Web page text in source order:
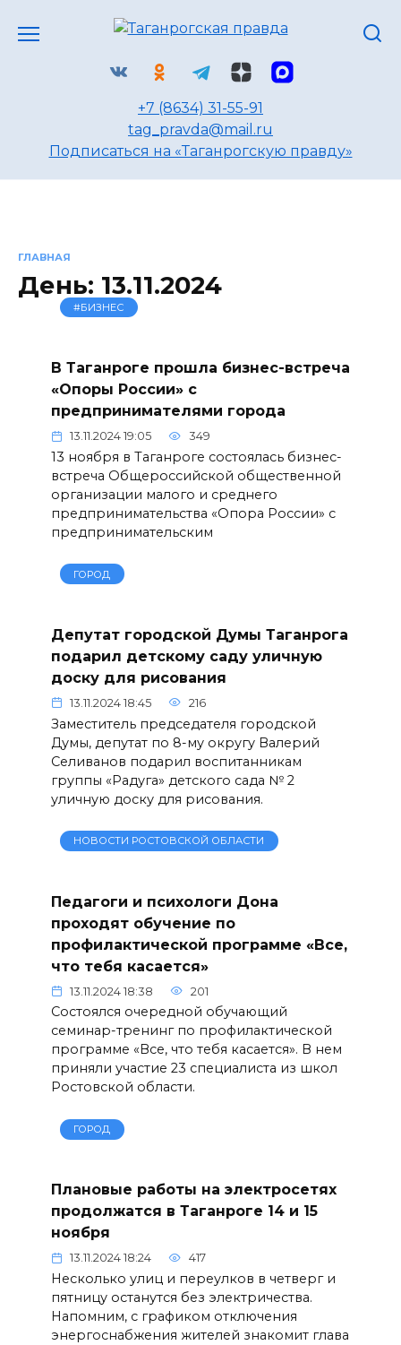
+7 (8634) 31-55-91
tag_pravda@mail.ru
Подписаться на «Таганрогскую правду»
ГЛАВНАЯ
День: 13.11.2024
#БИЗНЕС
В Таганроге прошла бизнес-встреча
«Опоры России» с
предпринимателями города
13.11.2024 19:05 349
13 ноября в Таганроге состоялась бизнес-
встреча Общероссийской общественной
организации малого и среднего
предпринимательства «Опора России» с
предпринимательским
ГОРОД
Депутат городской Думы Таганрога
подарил детскому саду уличную
доску для рисования
13.11.2024 18:45 216
Заместитель председателя городской
Думы, депутат по 8-му округу Валерий
Селиванов подарил воспитанникам
группы «Радуга» детского сада № 2
уличную доску для рисования.
НОВОСТИ РОСТОВСКОЙ ОБЛАСТИ
Педагоги и психологи Дона
проходят обучение по
профилактической программе «Все,
что тебя касается»
13.11.2024 18:38 201
Состоялся очередной обучающий
семинар-тренинг по профилактической
программе «Все, что тебя касается». В нем
приняли участие 23 специалиста из школ
Ростовской области.
ГОРОД
Плановые работы на электросетях
продолжатся в Таганроге 14 и 15
ноября
13.11.2024 18:24 417
Несколько улиц и переулков в четверг и
пятницу останутся без электричества.
Напомним, с графиком отключения
энергоснабжения жителей знакомит глава